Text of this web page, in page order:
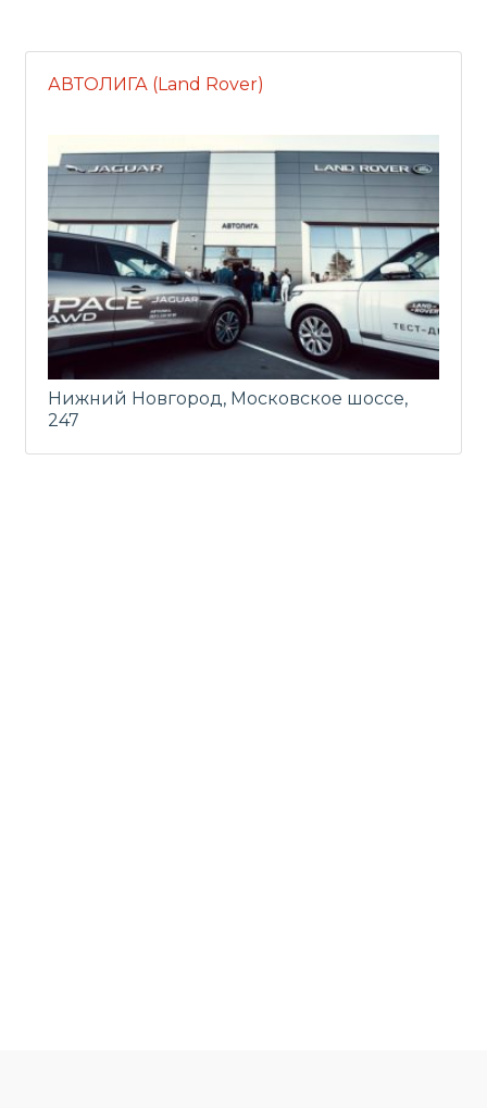
АВТОЛИГА (Land Rover)
Нижний Новгород, Московское шоссе,
247